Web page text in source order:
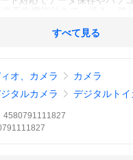
プ付きで持ち運びも安心。
せます。
で持ちやすく、3歳・4歳・5
もちゃです。
ト・クリスマス・入園入学祝
ウパトロールおもちゃ。
繰り返し使える子供用デジタ
すべて見る
オ、カメラ
カメラ
タルカメラ
デジタルトイ
4580791111827